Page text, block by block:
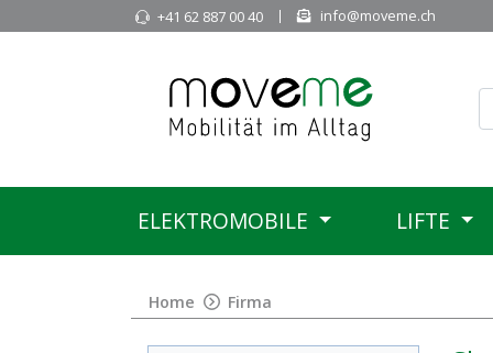
+41 62 887 00 40 info@moveme.ch
ELEKTROMOBILE LIFTE
Home Firma